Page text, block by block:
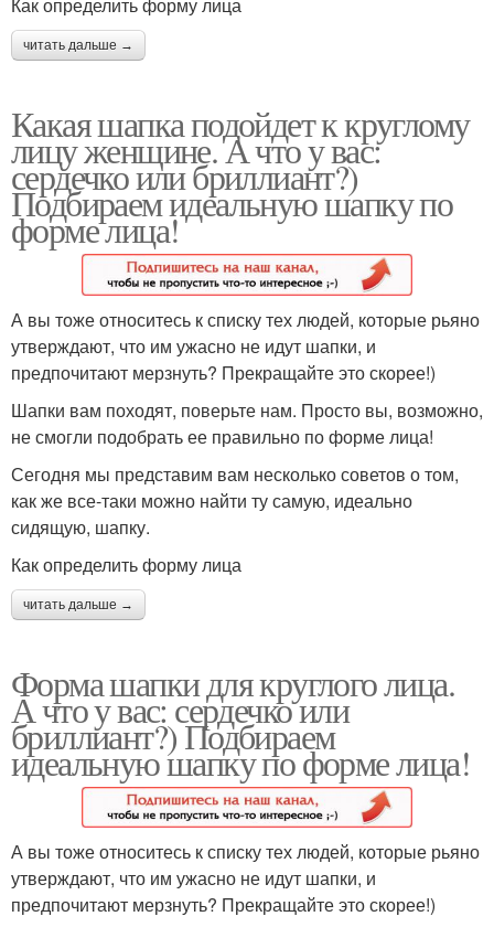
Как определить форму лица
читать дальше →
Какая шапка подойдет к круглому
лицу женщине. А что у вас:
сердечко или бриллиант?)
Подбираем идеальную шапку по
форме лица!
А вы тоже относитесь к списку тех людей, которые рьяно
утверждают, что им ужасно не идут шапки, и
предпочитают мерзнуть? Прекращайте это скорее!)
Шапки вам походят, поверьте нам. Просто вы, возможно,
не смогли подобрать ее правильно по форме лица!
Сегодня мы представим вам несколько советов о том,
как же все-таки можно найти ту самую, идеально
сидящую, шапку.
Как определить форму лица
читать дальше →
Форма шапки для круглого лица.
А что у вас: сердечко или
бриллиант?) Подбираем
идеальную шапку по форме лица!
А вы тоже относитесь к списку тех людей, которые рьяно
утверждают, что им ужасно не идут шапки, и
предпочитают мерзнуть? Прекращайте это скорее!)